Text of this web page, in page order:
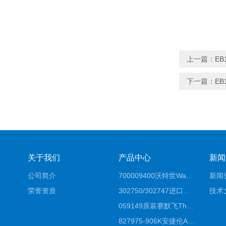
上一篇：
下一篇：
关于我们
公司简介
荣誉资质
产品中心
827975-906K安捷伦Agilent原装ZORBAX液相色谱柱*
新
新闻
技术